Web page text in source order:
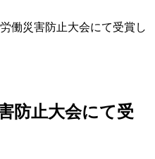
働災害防止大会にて受賞し
防止大会にて受